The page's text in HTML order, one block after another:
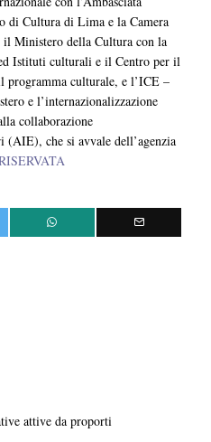
di Cultura di Lima e la Camera
Ministero della Cultura con la
Istituti culturali e il Centro per il
culturale, e l’ICE –
e l’internazionalizzazione
collaborazione
(AIE), che si avvale dell’agenzia
attive da proporti